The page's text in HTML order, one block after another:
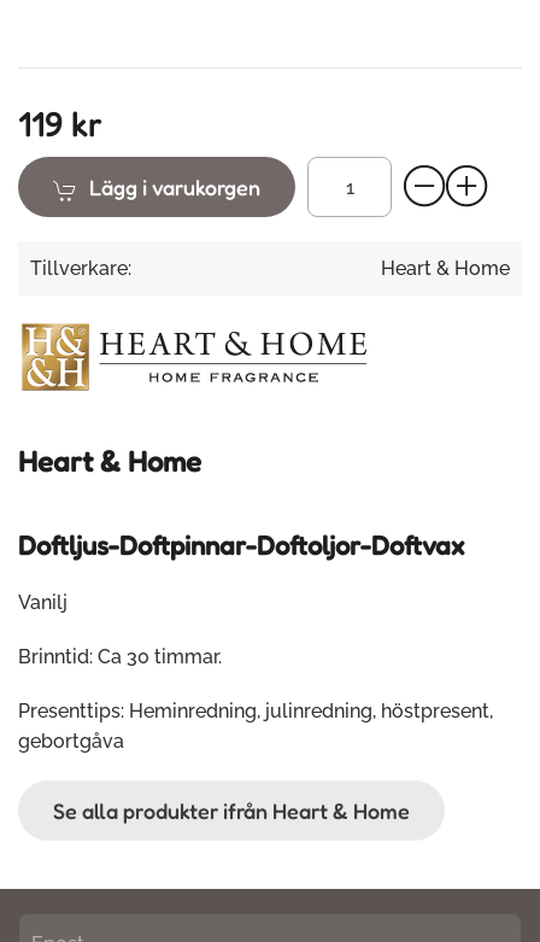
119 kr
Lägg i varukorgen
Tillverkare: Heart & Home
Heart & Home
Doftljus-Doftpinnar-Doftoljor-Doftvax
Vanilj
Brinntid: Ca 30 timmar.
Presenttips: Heminredning, julinredning, höstpresent,
gebortgåva
Se alla produkter ifrån Heart & Home